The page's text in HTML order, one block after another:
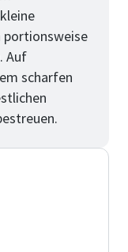
portionsweise
Auf
scharfen